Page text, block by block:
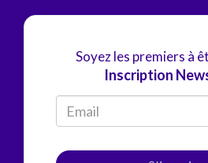
Soyez les premiers à
Inscription